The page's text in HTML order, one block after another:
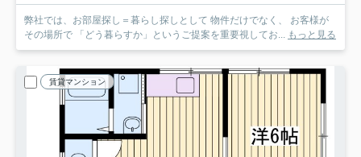
弊社では、お部屋探し＝暮らし探しとして 物件だけでなく、 お客様が
その場所で 「どう暮らすか」というご提案を重要視してお... もっと見る
賃貸マンション